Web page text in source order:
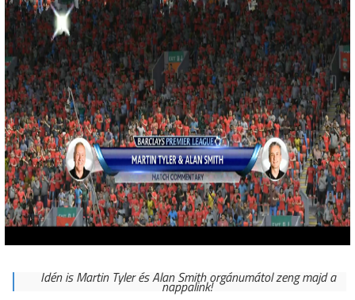
Idén is Martin Tyler és Alan Smith orgánumátol zeng majd a
nappalink!